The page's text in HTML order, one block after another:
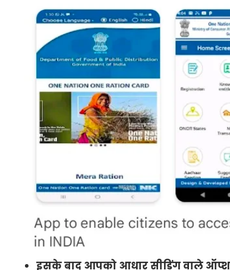
इसके बाद आपको आधार सीडिंग वाले